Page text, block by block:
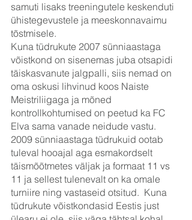
samuti lisaks treeningutele keskenduti
ühistegevustele ja meeskonnavaimu
tõstmisele.
Kuna tüdrukute 2007 sünniaastaga
võistkond on sisenemas juba otsapidi
täiskasvanute jalgpalli, siis nemad on
oma oskusi lihvinud koos Naiste
Meistriliigaga ja mõned
kontrollkohtumised on peetud ka FC
Elva sama vanade neidude vastu.
2009 sünniaastaga tüdrukuid ootab
tuleval hooajal aga esmakordselt
täismõõtmetes väljak ja formaat 11 vs
11 ja sellest tulenevalt on ka omale
turniire ning vastaseid otsitud.  Kuna
tüdrukute võistkondasid Eestis just